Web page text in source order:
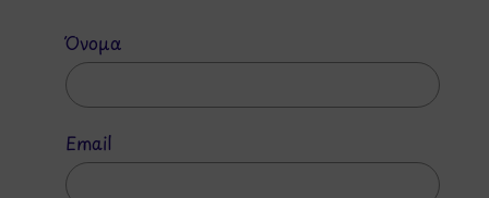
Όνομα
Email